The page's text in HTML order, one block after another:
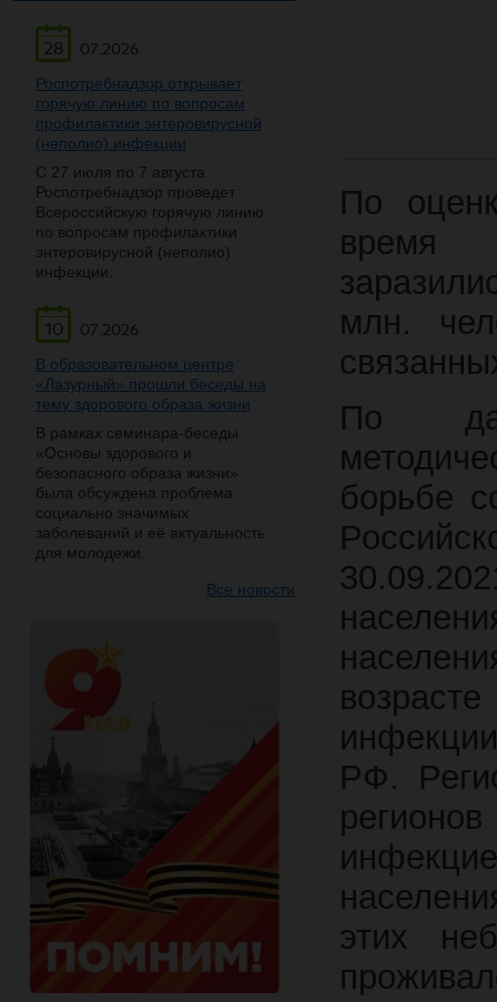
28
07.2026
Роспотребнадзор открывает
горячую линию по вопросам
профилактики энтеровирусной
(неполио) инфекции
С 27 июля по 7 августа
Роспотребнадзор проведет
Всероссийскую горячую линию
по вопросам профилактики
энтеровирусной (неполио)
инфекции.
10
07.2026
В образовательном центре
«Лазурный» прошли беседы на
тему здорового образа жизни
В рамках семинара-беседы
«Основы здорового и
безопасного образа жизни»
была обсуждена проблема
социально значимых
заболеваний и её актуальность
для молодежи.
Все новости
По
время
млн.
По
борьбе
РФ.
этих